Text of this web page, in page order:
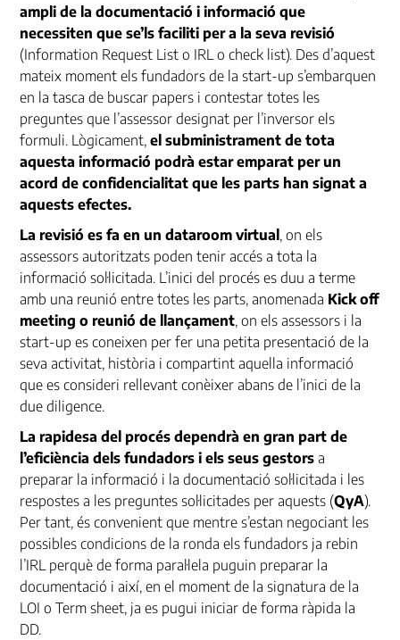
ampli de la documentació i informació que
necessiten que se’ls faciliti per a la seva revisió
(Information Request List o IRLo check list). Des d’aquest
mateix moment els fundadors de lastart-up s’embarquen
en la tasca de buscar papers i contestar totes les
preguntes que l’assessor designat per l’inversor els
formuli. Lògicament,el subministrament de tota
aquesta informació podrà estar emparat per un
acord de confidencialitat que les parts han signat a
aquests efectes.
La revisió es fa en undataroom virtual , on els
assessors autoritzats poden tenir accés a tota la
informació sol·licitada. L’inici del procés es duu a terme
amb una reunió entre totes les parts, anomenada Kick off
meeting o reunió de llançament, on els assessors i la
start-up es coneixen per fer una petita presentació de la
seva activitat, història i compartint aquella informació
que es consideri rellevant conèixer abans de l’inici de la
due diligence.
La rapidesa del procés dependrà en gran part de
l’eficiència dels fundadors i els seus gestors a
preparar la informació i la documentació sol·licitada i les
respostes a les preguntes sol·licitades per aquests (QyA).
Per tant, és convenient que mentre s’estan negociant les
possibles condicions de la ronda els fundadors ja rebin
l’IRLperquè de forma paral·lela puguin preparar la
documentació i així, en el moment de la signatura de la
LOI o Term sheet, ja es pugui iniciar de forma ràpida la
DD.